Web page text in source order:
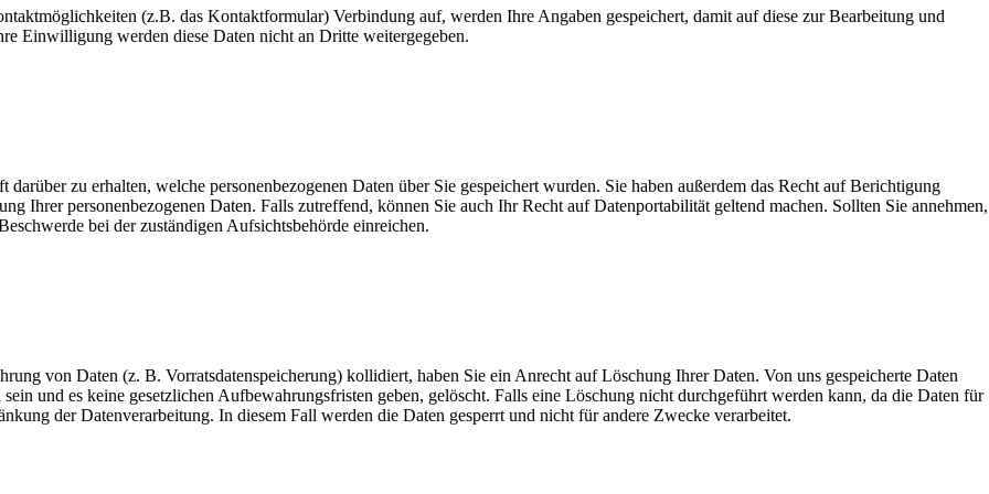
(z.B. das Kontaktformular) Verbindung auf, werden Ihre Angaben gespeichert, damit auf diese zur Bearbeitung und
Einwilligung werden diese Daten nicht an Dritte weitergegeben.
zu erhalten, welche personenbezogenen Daten über Sie gespeichert wurden. Sie haben außerdem das Recht auf Berichtigung
Ihrer personenbezogenen Daten. Falls zutreffend, können Sie auch Ihr Recht auf Datenportabilität geltend machen. Sollten Sie annehmen,
bei der zuständigen Aufsichtsbehörde einreichen.
von Daten (z. B. Vorratsdatenspeicherung) kollidiert, haben Sie ein Anrecht auf Löschung Ihrer Daten. Von uns gespeicherte Daten
und es keine gesetzlichen Aufbewahrungsfristen geben, gelöscht. Falls eine Löschung nicht durchgeführt werden kann, da die Daten für
der Datenverarbeitung. In diesem Fall werden die Daten gesperrt und nicht für andere Zwecke verarbeitet.